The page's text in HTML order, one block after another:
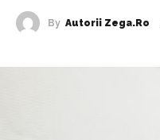
By Autorii Zega.ro